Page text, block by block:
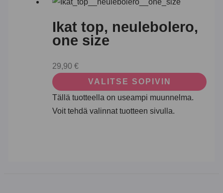
Ikat top, neulebolero,
one size
29,90 €
VALITSE SOPIVIN
Tällä tuotteella on useampi muunnelma.
Voit tehdä valinnat tuotteen sivulla.